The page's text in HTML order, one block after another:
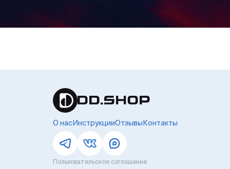
О насИнструкцииОтзывы Контакты
Пользовательское соглашение